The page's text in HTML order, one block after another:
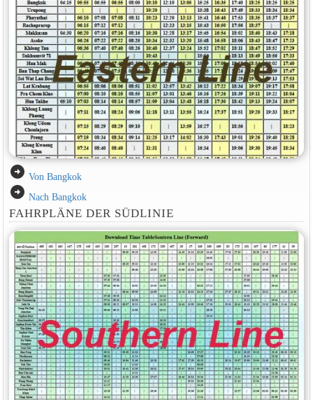
arrow_circle_right Von Bangkok
arrow_circle_right Nach Bangkok
FAHRPLÄNE DER SÜDLINIE